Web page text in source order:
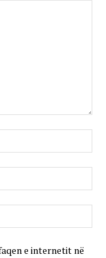
e internetit në